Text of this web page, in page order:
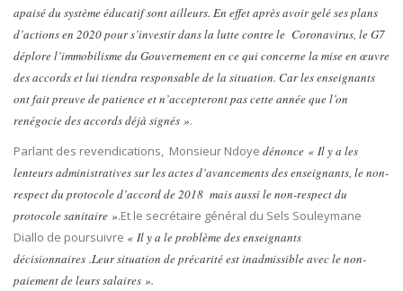
apaisé du système éducatif sont ailleurs. En effet après avoir gelé ses plans
d’actions en 2020 pour s’investir dans la lutte contre le Coronavirus, le G7
déplore l’immobilisme du Gouvernement en ce qui concerne la mise en œuvre
des accords et lui tiendra responsable de la situation. Car les enseignants
ont fait preuve de patience et n’accepteront pas cette année que l’on
renégocie des accords déjà signés ».
Parlant des revendications, Monsieur Ndoye dénonce « Il y a les
lenteurs administratives sur les actes d’avancements des enseignants, le non-
respect du protocole d’accord de 2018 mais aussi le non-respect du
protocole sanitaire ».Et le secrétaire général du Sels Souleymane
Diallo de poursuivre « Il y a le problème des enseignants
décisionnaires .Leur situation de précarité est inadmissible avec le non-
paiement de leurs salaires ».